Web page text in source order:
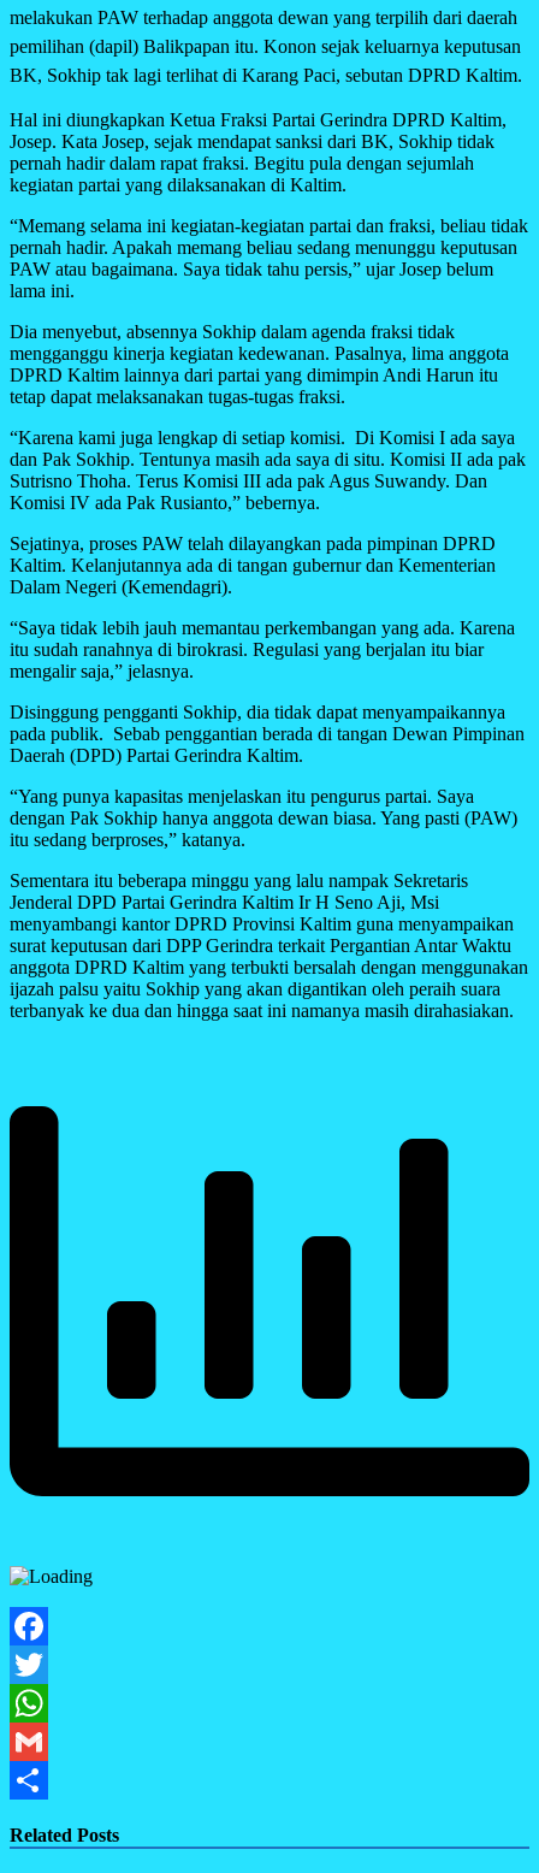
melakukan PAW terhadap anggota dewan yang terpilih dari daerah
pemilihan (dapil) Balikpapan itu. Konon sejak keluarnya keputusan
BK, Sokhip tak lagi terlihat di Karang Paci, sebutan DPRD Kaltim.
Hal ini diungkapkan Ketua Fraksi Partai Gerindra DPRD Kaltim,
Josep. Kata Josep, sejak mendapat sanksi dari BK, Sokhip tidak
pernah hadir dalam rapat fraksi. Begitu pula dengan sejumlah
kegiatan partai yang dilaksanakan di Kaltim.
“Memang selama ini kegiatan-kegiatan partai dan fraksi, beliau tidak
pernah hadir. Apakah memang beliau sedang menunggu keputusan
PAW atau bagaimana. Saya tidak tahu persis,” ujar Josep belum
lama ini.
Dia menyebut, absennya Sokhip dalam agenda fraksi tidak
mengganggu kinerja kegiatan kedewanan. Pasalnya, lima anggota
DPRD Kaltim lainnya dari partai yang dimimpin Andi Harun itu
tetap dapat melaksanakan tugas-tugas fraksi.
“Karena kami juga lengkap di setiap komisi. Di Komisi I ada saya
dan Pak Sokhip. Tentunya masih ada saya di situ. Komisi II ada pak
Sutrisno Thoha. Terus Komisi III ada pak Agus Suwandy. Dan
Komisi IV ada Pak Rusianto,” bebernya.
Sejatinya, proses PAW telah dilayangkan pada pimpinan DPRD
Kaltim. Kelanjutannya ada di tangan gubernur dan Kementerian
Dalam Negeri (Kemendagri).
“Saya tidak lebih jauh memantau perkembangan yang ada. Karena
itu sudah ranahnya di birokrasi. Regulasi yang berjalan itu biar
mengalir saja,” jelasnya.
Disinggung pengganti Sokhip, dia tidak dapat menyampaikannya
pada publik. Sebab penggantian berada di tangan Dewan Pimpinan
Daerah (DPD) Partai Gerindra Kaltim.
“Yang punya kapasitas menjelaskan itu pengurus partai. Saya
dengan Pak Sokhip hanya anggota dewan biasa. Yang pasti (PAW)
itu sedang berproses,” katanya.
Sementara itu beberapa minggu yang lalu nampak Sekretaris
Jenderal DPD Partai Gerindra Kaltim Ir H Seno Aji, Msi
menyambangi kantor DPRD Provinsi Kaltim guna menyampaikan
surat keputusan dari DPP Gerindra terkait Pergantian Antar Waktu
anggota DPRD Kaltim yang terbukti bersalah dengan menggunakan
ijazah palsu yaitu Sokhip yang akan digantikan oleh peraih suara
terbanyak ke dua dan hingga saat ini namanya masih dirahasiakan.
Facebook
Twitter
WhatsApp
Gmail
Related Posts